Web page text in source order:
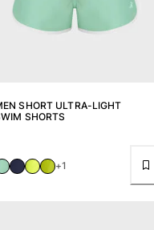
SHORT ULTRA-LIGHT
SHORTS
+1